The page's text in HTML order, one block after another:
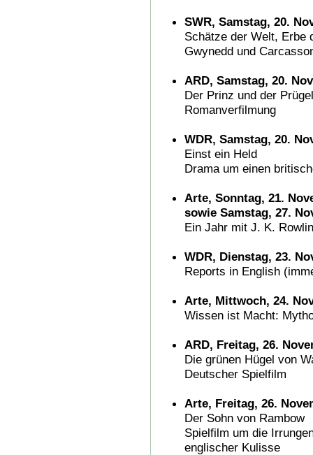
SWR, Samstag, 20.
Schätze der Welt, Erbe
Gwynedd und
ARD, Samstag, 20.
Der Prinz und der
Romanverfilmung
WDR, Samstag, 20.
Einst ein Held
Drama um einen
Arte, Sonntag, 21.
sowie Samstag, 27.
Ein Jahr mit J. K.
WDR, Dienstag, 23.
Reports in English
Arte, Mittwoch, 24.
Wissen ist Macht:
ARD, Freitag, 26.
Die grünen Hügel von
Deutscher Spielfilm
Arte, Freitag, 26.
Der Sohn von Rambow
Spielfilm um die
englischer Kulisse